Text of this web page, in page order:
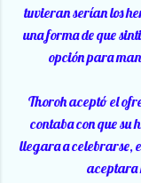
tuvieran serían los
una forma de que
opción para
Thoroh aceptó el
contaba con que
llegara a celebrarse,
aceptara